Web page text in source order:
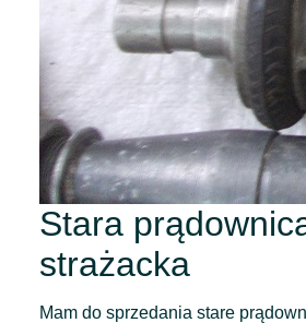
Stara
strażacka
Mam do sprzedania stare